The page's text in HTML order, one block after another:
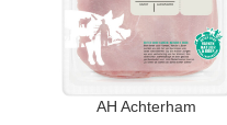
AH Achterham